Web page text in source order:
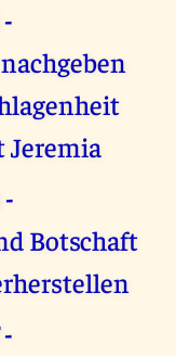
Jeremia
Botschaft